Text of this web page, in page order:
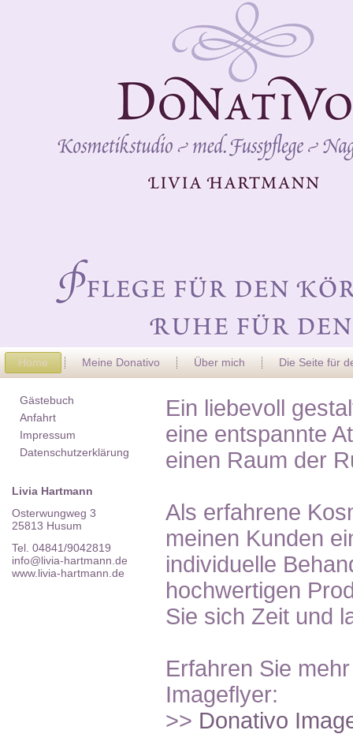
Home Meine Donativo Über mich Die Seite für
Gästebuch
Anfahrt
Impressum
Datenschutzerklärung
Livia Hartmann
Osterwungweg 3
25813 Husum
Tel. 04841/9042819
info@livia-hartmann.de
www.livia-hartmann.de
Ein liebevoll
eine entspannte
einen Raum der
Als erfahrene
meinen Kunden
individuelle
hochwertigen
Sie sich Zeit und
Erfahren Sie
Imageflyer:
>> Donativo